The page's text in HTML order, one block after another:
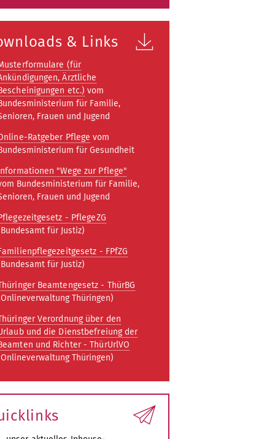
& Links
(für
Ärztliche
etc.) vom
für Familie,
Frauen und Jugend
Ratgeber Pflege vom
für Gesundheit
"Wege zur Pflege"
Bundesministerium für Familie,
Frauen und Jugend
- PflegeZG
für Justiz)
- FPfZG
für Justiz)
Beamtengesetz - ThürBG
Thüringen)
Verordnung über den
und die Dienstbefreiung der
und Richter - ThürUrlVO
Thüringen)